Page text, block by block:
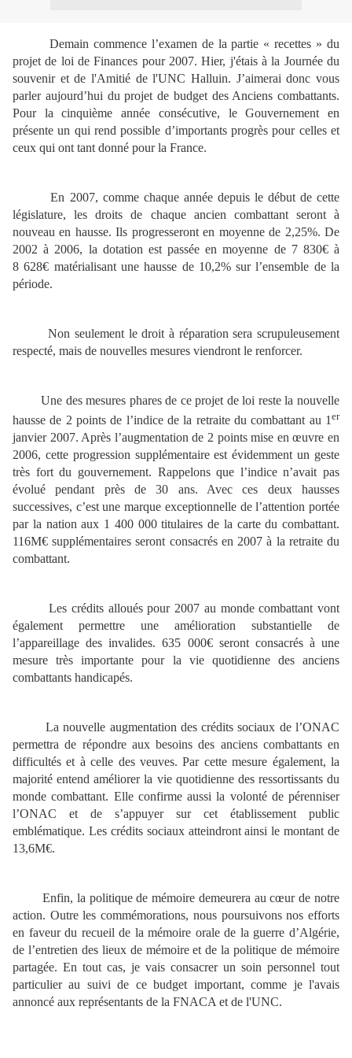
Demain commence l’examen de la partie « recettes » du
projet de loi de Finances pour 2007. Hier, j'étais à la Journée du
souvenir et de l'Amitié de l'UNC Halluin. J’aimerai donc vous
parler aujourd’hui du projet de budget des Anciens combattants.
Pour la cinquième année consécutive, le Gouvernement en
présente un qui rend possible d’importants progrès pour celles et
ceux qui ont tant donné pour la France.
En 2007, comme chaque année depuis le début de cette
législature, les droits de chaque ancien combattant seront à
nouveau en hausse. Ils progresseront en moyenne de 2,25%. De
2002 à 2006, la dotation est passée en moyenne de 7 830€ à
8 628€ matérialisant une hausse de 10,2% sur l’ensemble de la
période.
Non seulement le droit à réparation sera scrupuleusement
respecté, mais de nouvelles mesures viendront le renforcer.
Une des mesures phares de ce projet de loi reste la nouvelle
hausse de 2 points de l’indice de la retraite du combattant au 1 er
janvier 2007. Après l’augmentation de 2 points mise en œuvre en
2006, cette progression supplémentaire est évidemment un geste
très fort du gouvernement. Rappelons que l’indice n’avait pas
évolué pendant près de 30 ans. Avec ces deux hausses
successives, c’est une marque exceptionnelle de l’attention portée
par la nation aux 1 400 000 titulaires de la carte du combattant.
116M€ supplémentaires seront consacrés en 2007 à la retraite du
combattant.
Les crédits alloués pour 2007 au monde combattant vont
également permettre une amélioration substantielle de
l’appareillage des invalides. 635 000€ seront consacrés à une
mesure très importante pour la vie quotidienne des anciens
combattants handicapés.
La nouvelle augmentation des crédits sociaux de l’ONAC
permettra de répondre aux besoins des anciens combattants en
difficultés et à celle des veuves. Par cette mesure également, la
majorité entend améliorer la vie quotidienne des ressortissants du
monde combattant. Elle confirme aussi la volonté de pérenniser
l’ONAC et de s’appuyer sur cet établissement public
emblématique. Les crédits sociaux atteindront ainsi le montant de
13,6M€.
Enfin, la politique de mémoire demeurera au cœur de notre
action. Outre les commémorations, nous poursuivons nos efforts
en faveur du recueil de la mémoire orale de la guerre d’Algérie,
de l’entretien des lieux de mémoire et de la politique de mémoire
partagée. En tout cas, je vais consacrer un soin personnel tout
particulier au suivi de ce budget important, comme je l'avais
annoncé aux représentants de la FNACA et de l'UNC.